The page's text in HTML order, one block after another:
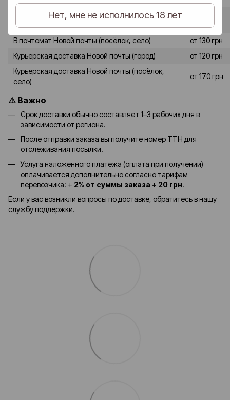
Нет, мне не исполнилось 18 лет
В почтомат Новой почты (город)
В почтомат Новой почты (посёлок, село)
от 130 грн
Курьерская доставка Новой почты (город)
от 120 грн
Курьерская доставка Новой почты (посёлок,
село)
от 170 грн
⚠️ Важно
Срок доставки обычно составляет 1–3 рабочих дня в
зависимости от региона.
После отправки заказа вы получите номер ТТН для
отслеживания посылки.
Услуга наложенного платежа (оплата при получении)
оплачивается дополнительно согласно тарифам
перевозчика: + 2% от суммы заказа + 20 грн.
Если у вас возникли вопросы по доставке, обратитесь в нашу
службу поддержки.